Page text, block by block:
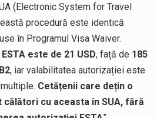
(Electronic System for Travel
procedură este identică
în Programul Visa Waiver.
este de 21 USD, față de 185
, iar valabilitatea autorizației este
Cetățenii care dețin o
călători cu aceasta în SUA, fără